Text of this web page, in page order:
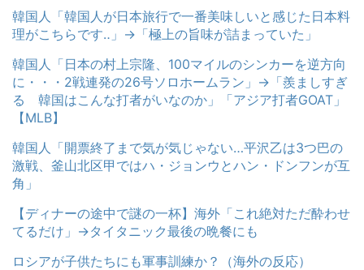
韓国人「韓国人が日本旅行で一番美味しいと感じた日本料
理がこちらです‥」→「極上の旨味が詰まっていた」
韓国人「日本の村上宗隆、100マイルのシンカーを逆方向
に・・・2戦連発の26号ソロホームラン」→「羨ましすぎ
る 韓国はこんな打者がいなのか」「アジア打者GOAT」
【MLB】
韓国人「開票終了まで気が気じゃない…平沢乙は3つ巴の
激戦、釜山北区甲ではハ・ジョンウとハン・ドンフンが互
角」
【ディナーの途中で謎の一杯】海外「これ絶対ただ酔わせ
てるだけ」→タイタニック最後の晩餐にも
ロシアが子供たちにも軍事訓練か？（海外の反応）